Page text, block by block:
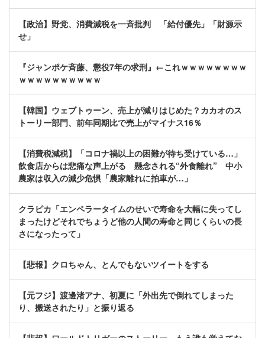
【政治】野党、消費減税を一斉批判 「給付優先」「財源示
せ」
『ジャンポケ斉藤、懲役7年の求刑』←これｗｗｗｗｗｗｗｗ
ｗｗｗｗｗｗｗｗｗｗ
【韓国】ウェブトゥーン、売上が減りはじめた？カカオのス
トーリー部門、前年同期比で売上がマイナス16％
【消費税減税】「コロナ禍以上の困難が待ち受けている…」
飲食店からは悲痛な声上がる 懸念される“外食離れ” 中小
農家は収入の減少危惧「農家離れに拍車が…」
クラピカ「エンペラータイムのせいで寿命を大幅に失ってし
まったけどそれでちょうど他の人間の寿命と同じくらいの長
さになったって」
【悲報】クロちゃん、とんでもないツイートをする
【元フジ】渡邊渚アナ、初夏に「外出先で倒れてしまった
り、搬送されたり」と振り返る